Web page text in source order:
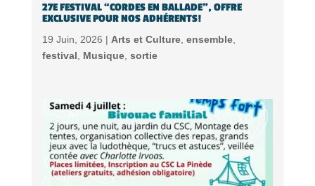
27E FESTIVAL “CORDES EN BALLADE”, OFFRE
EXCLUSIVE POUR NOS ADHÉRENTS!
19 Juin, 2026 | Arts et Culture, ensemble,
festival
Musique, sortie